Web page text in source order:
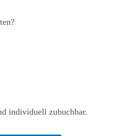
individuell zubuchbar.